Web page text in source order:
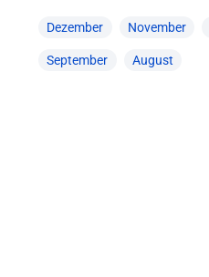
Dezember November
September August